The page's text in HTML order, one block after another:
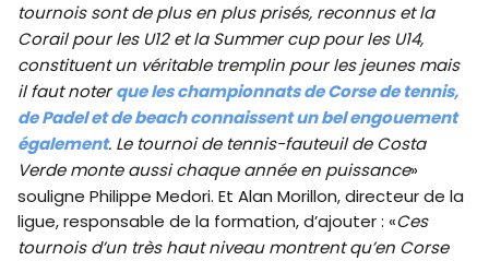
tournois sont de plus en plus prisés, reconnus et la
Corail pour les U12 et la Summer cup pour les U14,
constituent un véritable tremplin pour les jeunes mais
il faut noterque les championnats de Corse de tennis,
de Padel et de beach connaissent un bel engouement
également. Le tournoi de tennis-fauteuil de Costa
Verde monte aussi chaque année en puissance»
souligne Philippe Medori. Et Alan Morillon, directeur de la
ligue, responsable de la formation, d’ajouter : «Ces
tournois d’un très haut niveau montrent qu’en Corse